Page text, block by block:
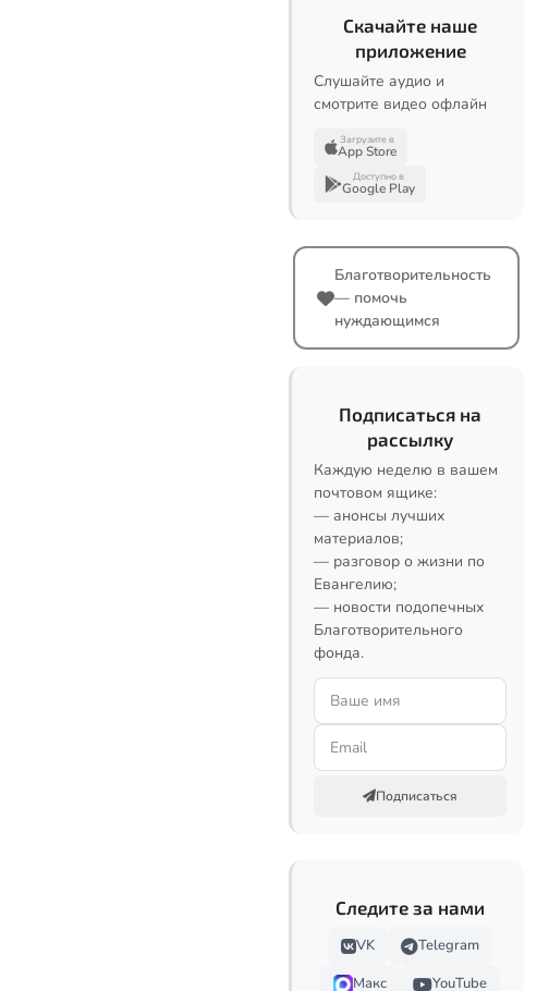
Скачайте наше
приложение
Слушайте аудио и
смотрите видео офлайн
Загрузите в
App Store
Доступно в
Google Play
Благотворительность
— помочь
нуждающимся
Подписаться на
рассылку
Каждую неделю в вашем
почтовом ящике:
— анонсы лучших
материалов;
— разговор о жизни по
Евангелию;
— новости подопечных
Благотворительного
фонда.
Подписаться
Следите за нами
VK
Telegram
Макс
YouTube